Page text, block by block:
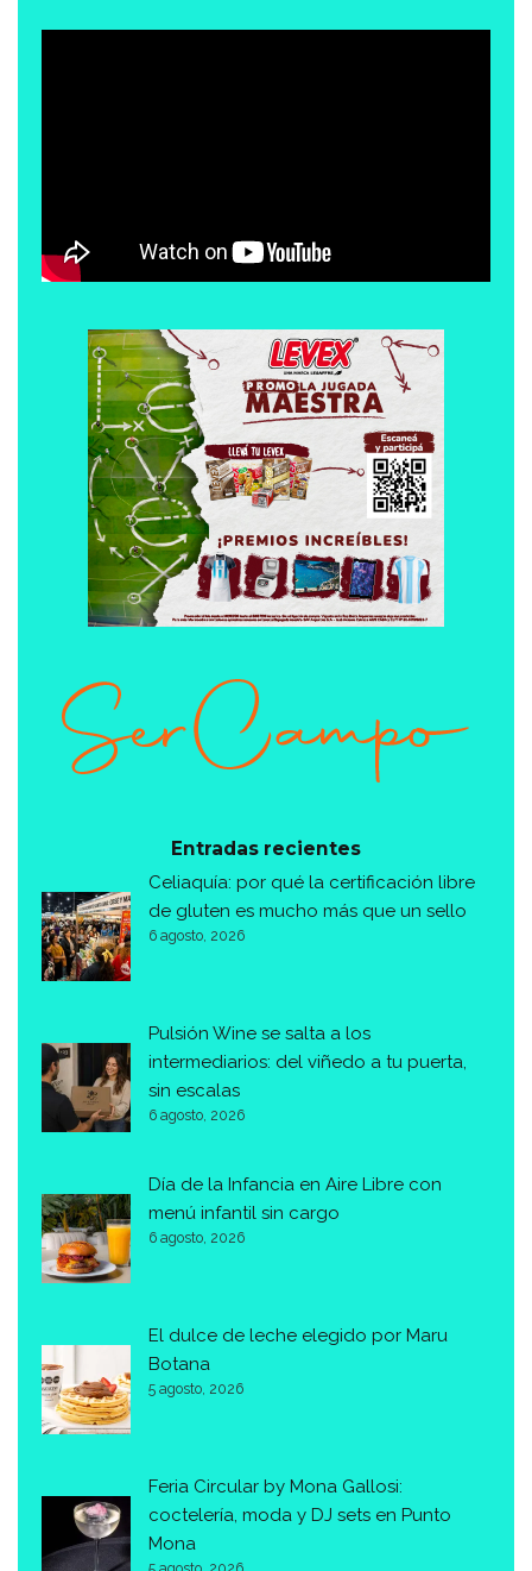
Entradas recientes
Celiaquía: por qué la certificación libre
de gluten es mucho más que un sello
6 agosto, 2026
Pulsión Wine se salta a los
intermediarios: del viñedo a tu puerta,
sin escalas
6 agosto, 2026
Día de la Infancia en Aire Libre con
menú infantil sin cargo
6 agosto, 2026
El dulce de leche elegido por Maru
Botana
5 agosto, 2026
Feria Circular by Mona Gallosi:
coctelería, moda y DJ sets en Punto
Mona